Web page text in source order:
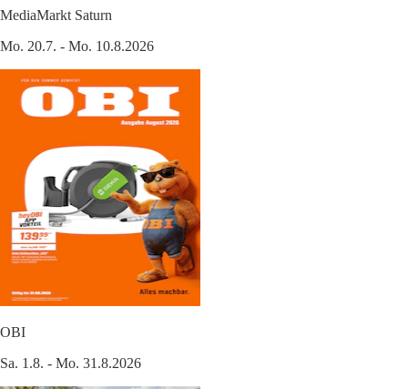
MediaMarkt Saturn
Mo. 20.7. - Mo. 10.8.2026
OBI
Sa. 1.8. - Mo. 31.8.2026